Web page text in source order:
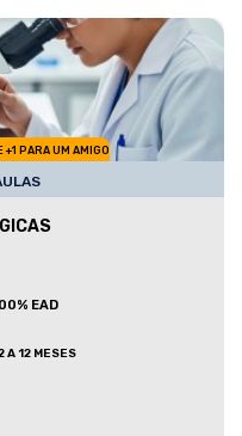
+1 PARA UM AMIGO
EAD
A 12 MESES